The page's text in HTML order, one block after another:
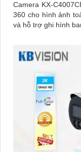
Camera KX-
360 cho hình ảnh
và hỗ trợ ghi hình